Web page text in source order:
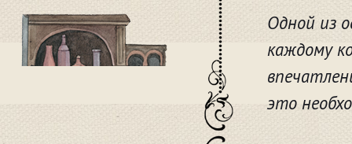
Одной из
каждому
это